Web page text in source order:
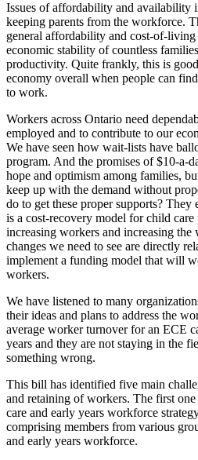
Issues of affordability and availability
keeping parents from the workforce.
general affordability and cost-of-
economic stability of countless
productivity. Quite frankly, this is
economy overall when people can
to work.
Workers across Ontario need
employed and to contribute to our
We have seen how wait-lists have
program. And the promises of $10-a-
hope and optimism among families,
keep up with the demand without
do to get these proper supports?
is a cost-recovery model for child care
increasing workers and increasing
changes we need to see are directly
implement a funding model that will
workers.
We have listened to many
their ideas and plans to address the
average worker turnover for an ECE
years and they are not staying in the
something wrong.
This bill has identified five main
and retaining of workers. The first one
care and early years workforce
comprising members from various
and early years workforce.